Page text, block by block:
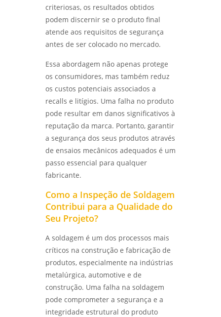
DESCUBRA OS MELHORES LABORATÓRIOS DE
ENSAIOS MECÂNICOS EM SP - LABMETAL
ANÁLISE DE FALHAS EM MÁQUINAS:
EFICAZMENTE - LABMETAL
COMO ESCOLHER O MELHOR LABORATÓRIO DE
ENSAIOS MECÂNICOS E METALOGRÁFICOS -
LABMETAL
COMO ESCOLHER UM LABORATÓRIO DE
ENSAIOS MECÂNICOS E MATERIAIS EFICIENTES
SERVIÇO DE QUALIFICAÇÃO DE SOLDADOR
PARA AUMENTAR SUAS OPORTUNIDADES
INSPETOR DE SOLDA QUALIFICAÇÃO: COMO SE
TORNAR UM PROFISSIONAL RECONHECIDO NA
ÁREA - LABMETAL
ENSAIOS MECÂNICOS: COMO GARANTIR A
QUALIDADE E A SEGURANÇA DOS MATERIAIS
UTILIZADOS - LABMETAL
ENSAIOS MECÂNICOS DE MATERIAIS
METÁLICOS: DESCUBRA SUA IMPORTÂNCIA E
APLICAÇÕES PRÁTICAS - LABMETAL
criteriosas, os resultados obtidos
podem discernir se o produto final
atende aos requisitos de segurança
antes de ser colocado no mercado.
Essa abordagem não apenas protege
os consumidores, mas também reduz
os custos potenciais associados a
recalls e litígios. Uma falha no produto
pode resultar em danos significativos à
reputação da marca. Portanto, garantir
a segurança dos seus produtos através
de ensaios mecânicos adequados é um
passo essencial para qualquer
fabricante.
Como a Inspeção de Soldagem
Contribui para a Qualidade do
Seu Projeto?
A soldagem é um dos processos mais
críticos na construção e fabricação de
produtos, especialmente na indústrias
metalúrgica, automotive e de
construção. Uma falha na soldagem
pode comprometer a segurança e a
integridade estrutural do produto